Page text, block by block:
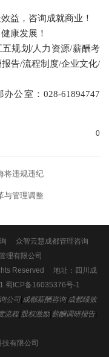
益，咨询成就商业！
康发展！
五规划/人力资源/薪酬考
报告/流程制度/企业文化/
办公室：028-61894747
0
将违规违纪
与管理调整
众智云慧成都管理咨询
理有限公司
Reserved 地址： 四川成
蜀ICP备16035376号-1
公司 成都薪酬咨询| 成都绩效
流程| 股权激励| 薪酬调研报告|
有限公司